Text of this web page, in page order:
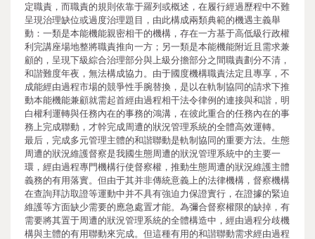
定職責，而職責的規則依靠于羅列或概述，在履行經過歷程中不難
呈現治理缺位或過度治理題目，由此構成兩類典範的機遇主義舉
動：一類是本能機能親密相干的機構，存在一方基于高低級行政權
利完講座場地整將職責推向一方；另一類是本能機能附近且需求兼
顧的，呈現下級綜合治理部分與上級分擔部分之間職責劃分不清，
和諧難度年夜，無法構成協力。由于國度機構職責法定且專享，不
成能經由過程市場的競爭性手腕替換，是以在軌制協同的請求下推
動本能機能兼顧就需起首經由過程相干法令律例的連接與和諧，明
白權利運轉與任務內在的事務的鴻溝，在彼此重合的任務內在的事
務上完成聯動，才幹完成周遭的狀況管理系統的全體高效運轉。
最后，完成多元管理主體的和諧聯動是軌制協同的重要方法。生態
周遭的狀況維護督察是我國生態周遭的狀況管理系統中的主要一
環，經由過程專門機構行使督察權，推動生態周遭的狀況維護主體
義務的有用落實。但由于其并非傳統意義上的法律機構，督察機構
在查詢拜訪取證等運動中并不具有強迫力保證實行，在證據的緊迫
維護等方面缺少需要的應急處置才能。為彌合督察權限的缺掉，有
需要將其置于周遭的狀況管理系統的全體構造中，經由過程分歧機
構與主體的有用聯動來完成。但這種有用的和諧聯動需求經由過程